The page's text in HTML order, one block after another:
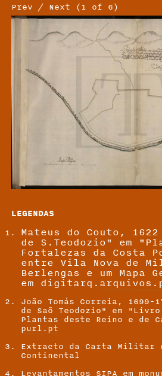
Prev / Next ( 1 of 6)
LEGENDAS
Mateus do Couto,
de S.Teodozio" em
Fortalezas da Costa
entre Vila Nova de
Berlengas e um Mapa
em digitarq.
João Tomás Correia, 1699-
de Saõ Teodozio" em
Plantas deste Reino e de
purl.pt
Extracto da Carta Militar
Continental
Levantamentos SIPA em